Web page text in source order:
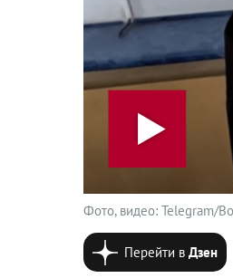
Фото, видео: Telegram/
Перейти вДзен